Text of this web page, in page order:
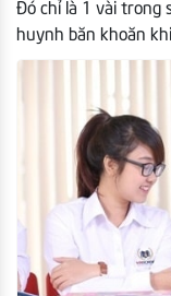
Đó chỉ là 1 vài trong
huynh băn khoăn